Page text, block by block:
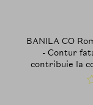
BANILA CO
- Contur
contribuie la